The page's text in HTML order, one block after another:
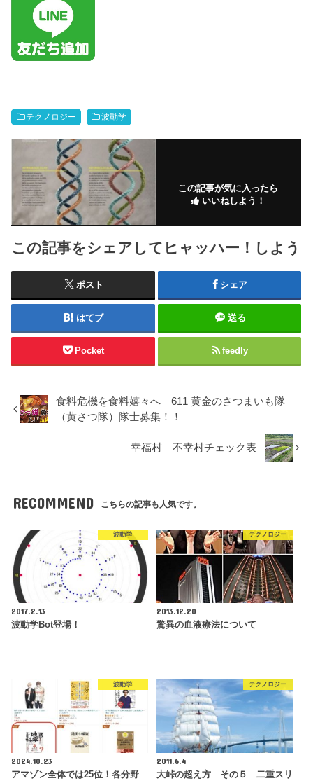
テクノロジー 波動学
この記事が気に入ったら
いいねしよう！
この記事をシェアしてヒャッハー！しよう
ポスト シェア
はてブ 送る
Pocket feedly
食料危機を食料嬉々へ 611 黄金のさつまいも隊
（黄さつ隊）隊士募集！！
幸福村 不幸村チェック表
RECOMMEND こちらの記事も人気です。
波動学
2017.2.13
波動学Bot登場！
テクノロジー
2013.12.20
驚異の血液療法について
波動学
2024.10.23
アマゾン全体では25位！各分野
テクノロジー
2011.6.4
大峠の超え方 その５ 二重スリ